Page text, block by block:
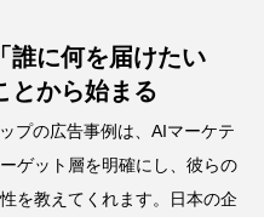
誰に何を届けたい
とから始まる
プの広告事例は、AIマーケテ
ゲット層を明確にし、彼らの
を教えてくれます。日本の企